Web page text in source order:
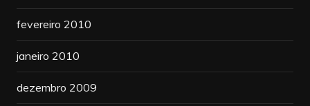
fevereiro 2010
janeiro 2010
dezembro 2009